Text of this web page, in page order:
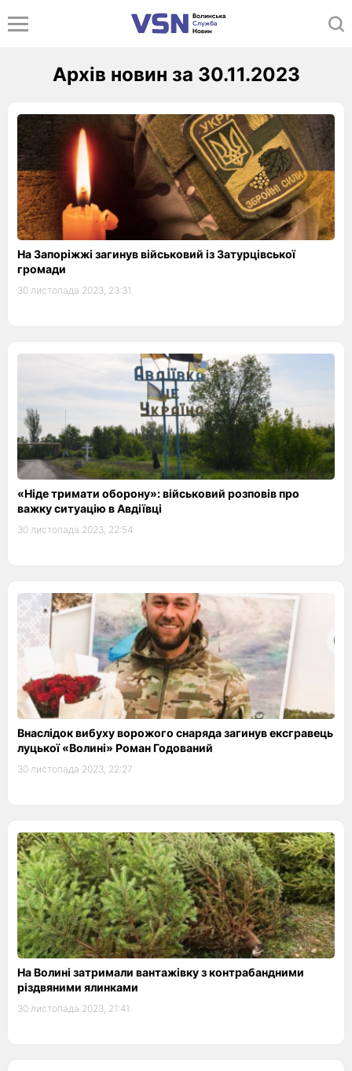
Архів новин за 30.11.2023
На Запоріжжі загинув військовий із Затурцівської
громади
30 листопада 2023, 23:31
«Ніде тримати оборону»: військовий розповів про
важку ситуацію в Авдіївці
30 листопада 2023, 22:54
Внаслідок вибуху ворожого снаряда загинув ексгравець
луцької «Волині» Роман Годований
30 листопада 2023, 22:27
На Волині затримали вантажівку з контрабандними
різдвяними ялинками
30 листопада 2023, 21:41